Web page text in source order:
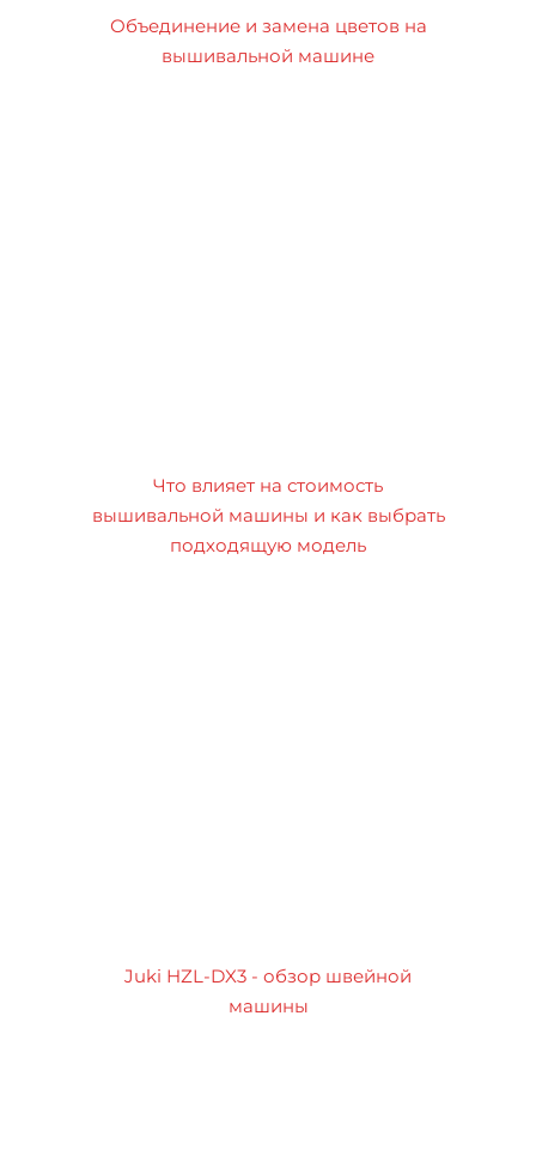
Объединение и замена цветов на
вышивальной машине
Что влияет на стоимость
вышивальной машины и как выбрать
подходящую модель
Juki HZL-DX3 - обзор швейной
машины